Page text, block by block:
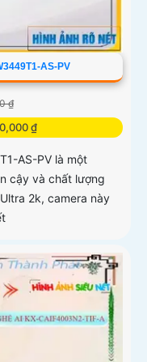
AS-PV
₫
₫
AS-PV là một
cậy và chất lượng
2k, camera này